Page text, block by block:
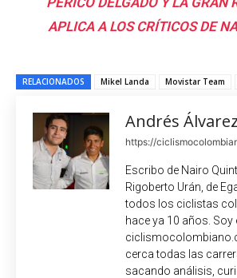
APLICA A LOS CRÍTICOS DE
RELACIONADOS Mikel Landa Movistar Team
Andrés
https://
Escribo de Nairo
Rigoberto Urán, de
todos los ciclistas
hace ya 10 años. Soy
cerca todas las
sacando análisis,